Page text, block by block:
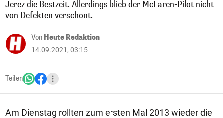
Jerez die Bestzeit. Allerdings blieb der McLaren-Pilot nicht
von Defekten verschont.
Von Heute Redaktion
14.09.2021, 03:15
Teilen
Am Dienstag rollten zum ersten Mal 2013 wieder die